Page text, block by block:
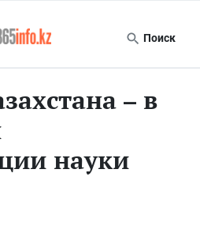
Поиск
– в
науки